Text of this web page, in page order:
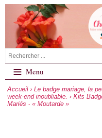
Menu
Accueil › Le badge mariage, la
week-end inoubliable. › Kits
Mariés - « Moutarde »